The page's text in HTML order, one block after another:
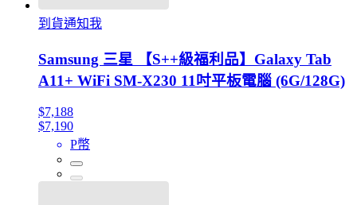
到貨通知我
Samsung 三星 【S++級福利品】Galaxy Tab
A11+ WiFi SM-X230 11吋平板電腦 (6G/128G)
$7,188
$7,190
P幣